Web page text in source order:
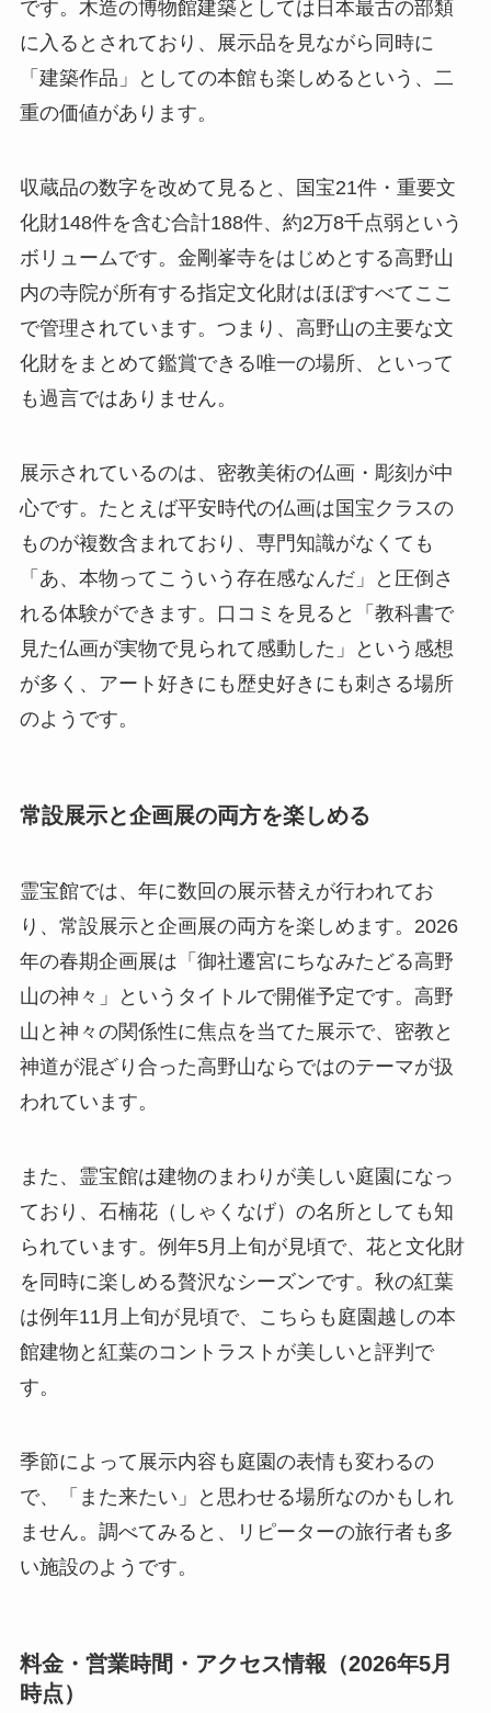
です。木造の博物館建築としては日本最古の部類
に入るとされており、展示品を見ながら同時に
「建築作品」としての本館も楽しめるという、二
重の価値があります。
収蔵品の数字を改めて見ると、国宝21件・重要文
化財148件を含む合計188件、約2万8千点弱という
ボリュームです。金剛峯寺をはじめとする高野山
内の寺院が所有する指定文化財はほぼすべてここ
で管理されています。つまり、高野山の主要な文
化財をまとめて鑑賞できる唯一の場所、といって
も過言ではありません。
展示されているのは、密教美術の仏画・彫刻が中
心です。たとえば平安時代の仏画は国宝クラスの
ものが複数含まれており、専門知識がなくても
「あ、本物ってこういう存在感なんだ」と圧倒さ
れる体験ができます。口コミを見ると「教科書で
見た仏画が実物で見られて感動した」という感想
が多く、アート好きにも歴史好きにも刺さる場所
のようです。
常設展示と企画展の両方を楽しめる
霊宝館では、年に数回の展示替えが行われてお
り、常設展示と企画展の両方を楽しめます。2026
年の春期企画展は「御社遷宮にちなみたどる高野
山の神々」というタイトルで開催予定です。高野
山と神々の関係性に焦点を当てた展示で、密教と
神道が混ざり合った高野山ならではのテーマが扱
われています。
また、霊宝館は建物のまわりが美しい庭園になっ
ており、石楠花（しゃくなげ）の名所としても知
られています。例年5月上旬が見頃で、花と文化財
を同時に楽しめる贅沢なシーズンです。秋の紅葉
は例年11月上旬が見頃で、こちらも庭園越しの本
館建物と紅葉のコントラストが美しいと評判で
す。
季節によって展示内容も庭園の表情も変わるの
で、「また来たい」と思わせる場所なのかもしれ
ません。調べてみると、リピーターの旅行者も多
い施設のようです。
料金・営業時間・アクセス情報（2026年5月
時点）